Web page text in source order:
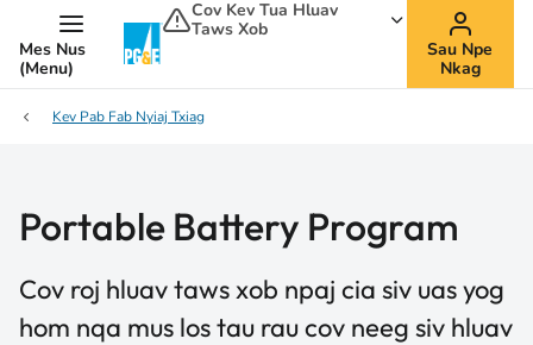
Mes Nus
(Menu)
Cov Kev Tua Hluav
Taws Xob
Sau Npe
Nkag
Kev Pab Fab Nyiaj Txiag
Portable Battery Program
Cov roj hluav taws xob npaj cia siv uas yog
hom nqa mus los tau rau cov neeg siv hluav